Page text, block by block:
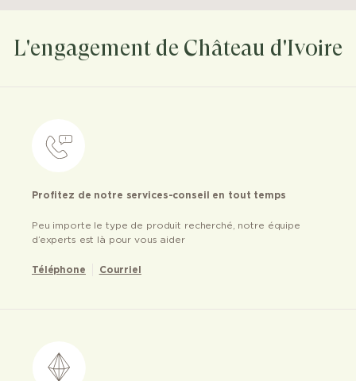
L'engagement de Château d'Ivoire
Profitez de notre services-conseil en tout temps
Peu importe le type de produit recherché, notre équipe
d’experts est là pour vous aider
Téléphone Courriel